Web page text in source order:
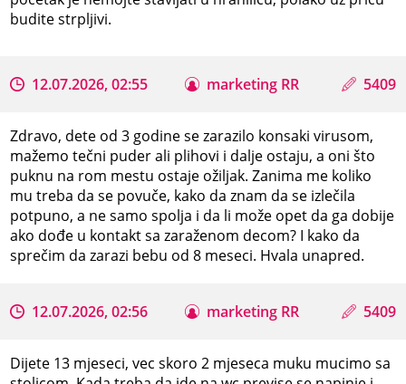
budite strpljivi.
12.07.2026, 02:55 marketing RR 5409
Zdravo, dete od 3 godine se zarazilo konsaki virusom,
mažemo tečni puder ali plihovi i dalje ostaju, a oni što
puknu na rom mestu ostaje ožiljak. Zanima me koliko
mu treba da se povuče, kako da znam da se izlečila
potpuno, a ne samo spolja i da li može opet da ga dobije
ako dođe u kontakt sa zaraženom decom? I kako da
sprečim da zarazi bebu od 8 meseci. Hvala unapred.
12.07.2026, 02:56 marketing RR 5409
Dijete 13 mjeseci, vec skoro 2 mjeseca muku mucimo sa